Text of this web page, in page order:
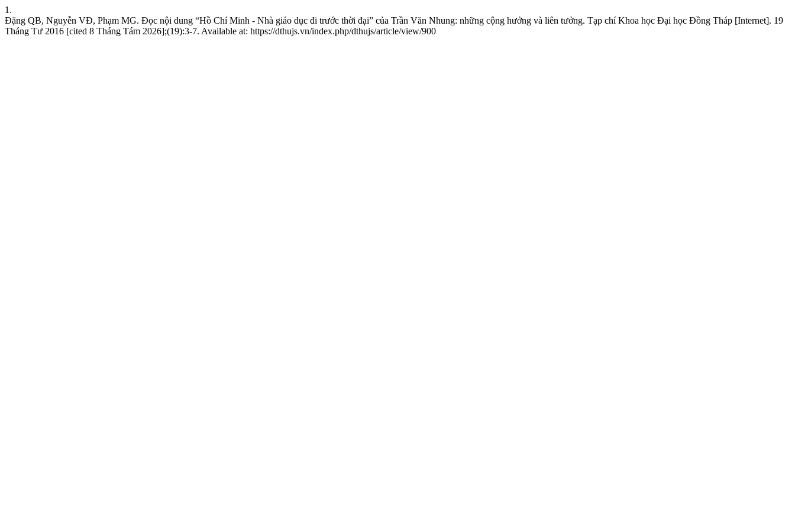
1.
Đặng QB, Nguyễn VĐ, Phạm MG. Đọc nội dung “Hồ Chí Minh - Nhà giáo dục đi trước thời đại” của Trần Văn Nhung: những cộng hưởng và liên tưởng. Tạp chí Khoa học Đại học Đồng Tháp [Internet]. 19
Tháng Tư 2016 [cited 8 Tháng Tám 2026];(19):3-7. Available at: https://dthujs.vn/index.php/dthujs/article/view/900